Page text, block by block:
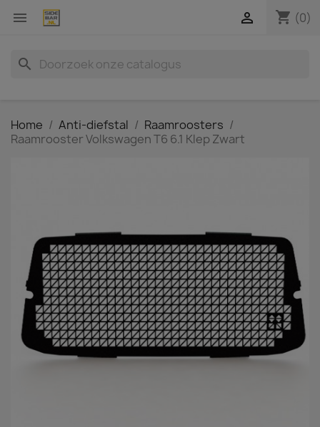
 shopping_cart (0)

search
Home Anti-diefstal
Raamroosters
Raamrooster Volkswagen T6 6.1 Klep Zwart